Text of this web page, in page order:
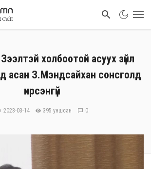
холбоотой асуух зүйл
асан З.Мэндсайхан сонсголд
ирсэнгүй
2023-03-14 395 уншсан 0